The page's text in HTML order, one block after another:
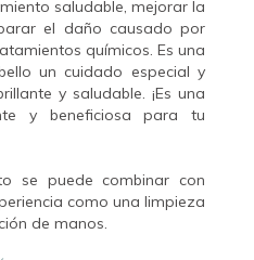
saludable, mejorar la
el daño causado por
químicos. Es una
un cuidado especial y
y saludable. ¡Es una
y beneficiosa para tu
se puede combinar con
como una limpieza
de manos.